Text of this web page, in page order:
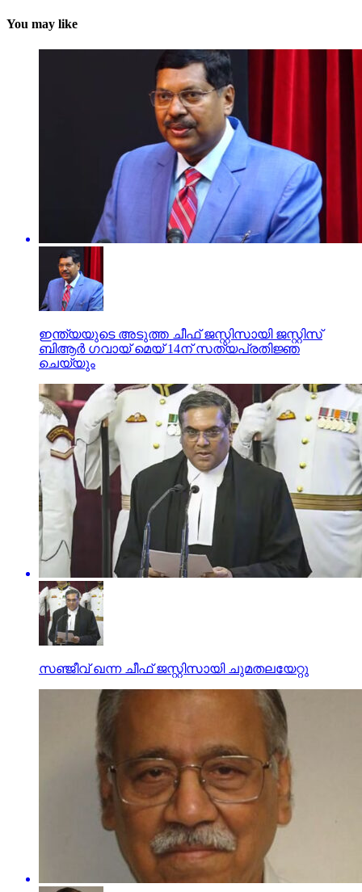
You may like
ഇന്ത്യയുടെ അടുത്ത ചീഫ് ജസ്റ്റിസായി ജസ്റ്റിസ്
ബിആര്‍ ഗവായ് മെയ് 14ന് സത്യപ്രതിജ്ഞ
ചെയ്യും
സഞ്ജീവ് ഖന്ന ചീഫ് ജസ്റ്റിസായി ചുമതലയേറ്റു